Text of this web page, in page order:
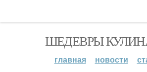
ШЕДЕВРЫ
главная новости